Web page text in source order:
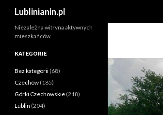
Lublinianin.pl
Niezależna witryna aktywnych
mieszkańców
KATEGORIE
Bez kategorii (68)
Czechów (185)
Górki Czechowskie (218)
Lublin (204)